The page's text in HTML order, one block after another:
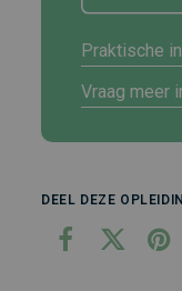
Praktische
Vraag meer
DEEL DEZE